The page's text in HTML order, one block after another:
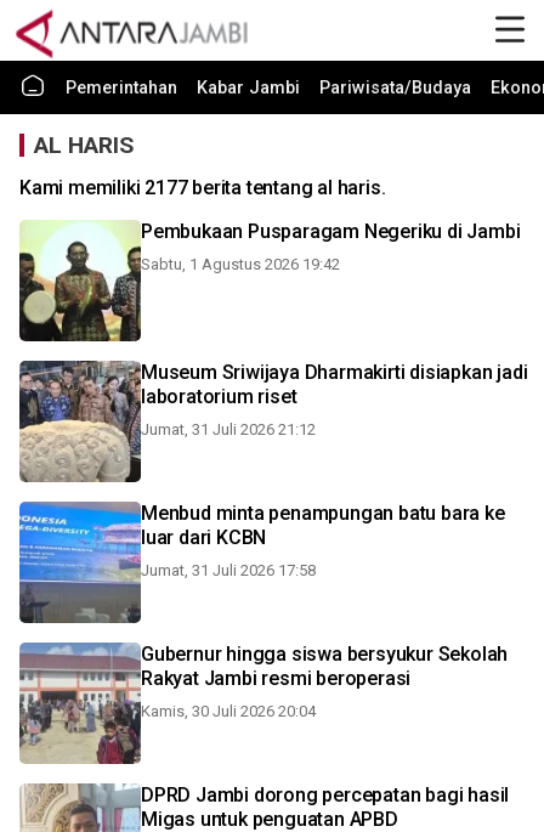
Pemerintahan Kabar Jambi Pariwisata/Budaya
AL HARIS
Kami memiliki 2177 berita tentang al haris.
Pembukaan Pusparagam Negeriku di Jambi
Sabtu, 1 Agustus 2026 19:42
Museum Sriwijaya Dharmakirti disiapkan jadi
laboratorium riset
Jumat, 31 Juli 2026 21:12
Menbud minta penampungan batu bara ke
luar dari KCBN
Jumat, 31 Juli 2026 17:58
Gubernur hingga siswa bersyukur Sekolah
Rakyat Jambi resmi beroperasi
Kamis, 30 Juli 2026 20:04
DPRD Jambi dorong percepatan bagi hasil
Migas untuk penguatan APBD